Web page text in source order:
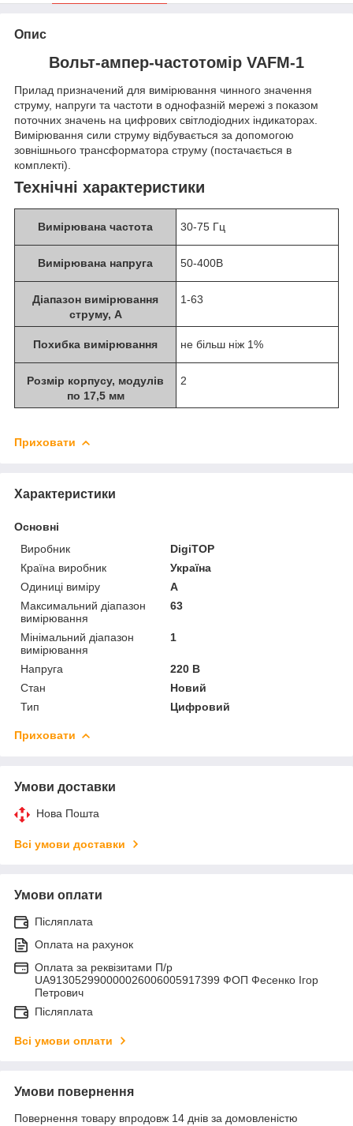
Опис
Вольт-ампер-частотомір VAFM-1
Прилад призначений для вимірювання чинного значення
струму, напруги та частоти в однофазній мережі з показом
поточних значень на цифрових світлодіодних індикаторах.
Вимірювання сили струму відбувається за допомогою
зовнішнього трансформатора струму (постачається в
комплекті).
Технічні характеристики
Вимірювана частота 30-75 Гц
Вимірювана напруга 50-400B
Діапазон вимірювання
струму, A
1-63
Похибка вимірювання не більш ніж 1%
Розмір корпусу, модулів
по 17,5 мм
2
Приховати
Характеристики
Основні
Виробник
DigiTOP
Країна виробник
Україна
Одиниці виміру
А
Максимальний діапазон
вимірювання
63
Мінімальний діапазон
вимірювання
1
Напруга
220 В
Стан
Новий
Тип
Цифровий
Приховати
Умови доставки
Нова Пошта
Всі умови доставки
Умови оплати
Післяплата
Оплата на рахунок
Оплата за реквізитами П/р
UA913052990000026006005917399 ФОП Фесенко Ігор
Петрович
Післяплата
Всі умови оплати
Умови повернення
Повернення товару впродовж 14 днів за домовленістю